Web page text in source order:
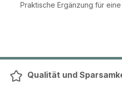
Praktische Ergänzung für
Qualität und